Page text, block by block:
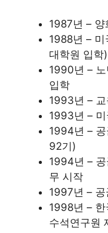
1987년 – 양
1988년 – 미
대학원 입학)
1990년 –
입학
1993년 –
1993년 –
1994년 –
92기)
1994년 –
무 시작
1997년 – 공
1998년 – 한
수석연구원